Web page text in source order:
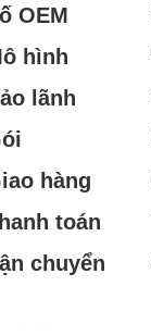
OEM
hình
lãnh
hàng
toán
chuyển